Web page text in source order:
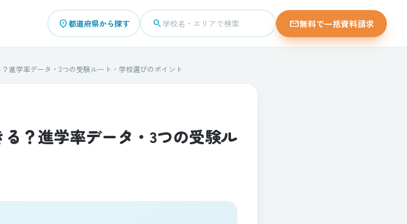
place都道府県から探す search
学校名・エリアで検索 mail無料で一括資料請求
進学率データ・3つの受験ルート・学校選びのポイント
？進学率データ・3つの受験ル